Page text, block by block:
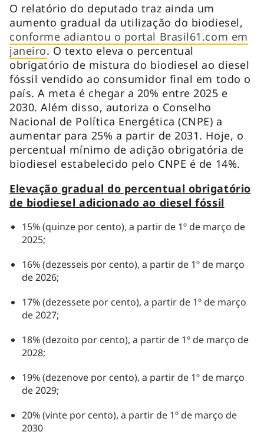
O relatório do deputado traz ainda um
aumento gradual da utilização do biodiesel,
conforme adiantou o portal Brasil61.com em
janeiro. O texto eleva o percentual
obrigatório de mistura do biodiesel ao diesel
fóssil vendido ao consumidor final em todo o
país. A meta é chegar a 20% entre 2025 e
2030. Além disso, autoriza o Conselho
Nacional de Política Energética (CNPE) a
aumentar para 25% a partir de 2031. Hoje, o
percentual mínimo de adição obrigatória de
biodiesel estabelecido pelo CNPE é de 14%.
Elevação gradual do percentual obrigatório
de biodiesel adicionado ao diesel fóssil
15% (quinze por cento), a partir de 1º de março de
2025;
16% (dezesseis por cento), a partir de 1º de março
de 2026;
17% (dezessete por cento), a partir de 1º de março
de 2027;
18% (dezoito por cento), a partir de 1º de março de
2028;
19% (dezenove por cento), a partir de 1º de março
de 2029;
20% (vinte por cento), a partir de 1º de março de
2030